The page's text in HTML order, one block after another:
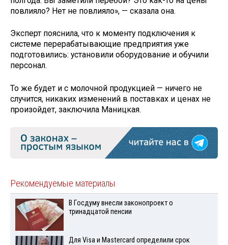
повлияло? Нет не повлияло», — сказала она.
Эксперт пояснила, что к моменту подключения к
системе перерабатывающие предприятия уже
подготовились: установили оборудование и обучили
персонал.
То же будет и с молочной продукцией — ничего не
случится, никаких изменений в поставках и ценах не
произойдет, заключила Маницкая.
Рекомендуемые материалы
В Госдуму внесли законопроект о
тринадцатой пенсии
Для Visа и Mastercard определили срок